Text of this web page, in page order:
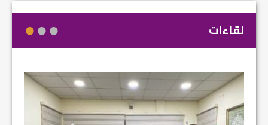
لقاءات